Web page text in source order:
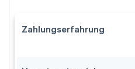
Zahlungserfahrung